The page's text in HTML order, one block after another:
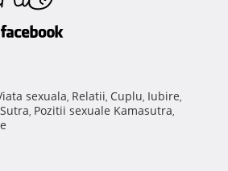
sexuala, Relatii, Cuplu, Iubire,
, Pozitii sexuale Kamasutra,